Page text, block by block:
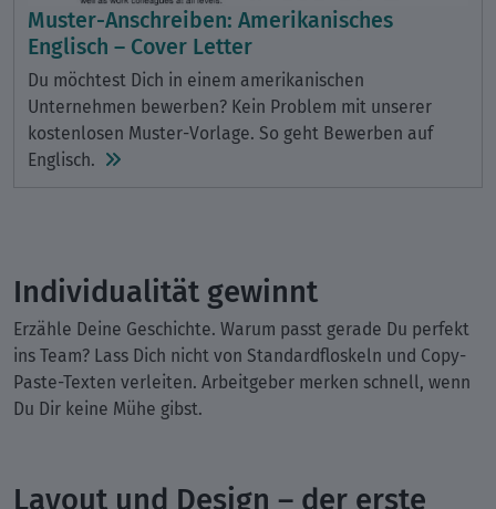
Muster-Anschreiben: Amerikanisches
Englisch – Cover Letter
Du möchtest Dich in einem amerikanischen
Unternehmen bewerben? Kein Problem mit unserer
kostenlosen Muster-Vorlage. So geht Bewerben auf
Englisch.
Individualität gewinnt
Erzähle Deine Geschichte. Warum passt gerade Du perfekt
ins Team? Lass Dich nicht von Standardfloskeln und Copy-
Paste-Texten verleiten. Arbeitgeber merken schnell, wenn
Du Dir keine Mühe gibst.
Layout und Design – der erste